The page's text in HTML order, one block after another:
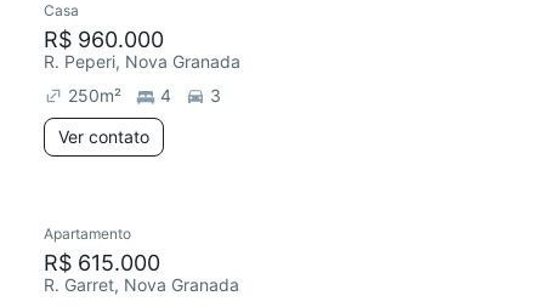
Casa
R$ 960.000
R. Peperi, Nova Granada
250m² 4
3
Ver contato
Redecorar
Apartamento
R$ 615.000
R. Garret, Nova Granada